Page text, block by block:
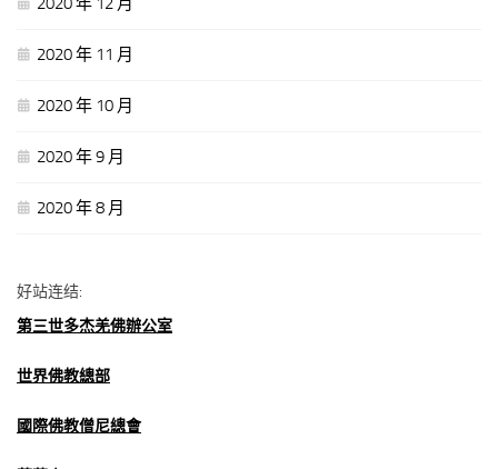
2020 年 11 月
2020 年 10 月
2020 年 9 月
2020 年 8 月
好站连结:
第三世多杰羌佛辦公室
世界佛教總部
國際佛教僧尼總會